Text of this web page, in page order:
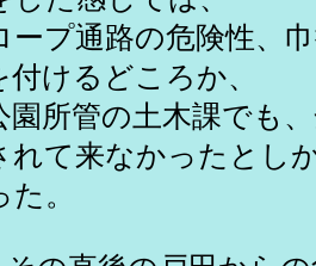
通路の危険性、巾
けるどころか、
所管の土木課でも、
れて来なかったとし
。